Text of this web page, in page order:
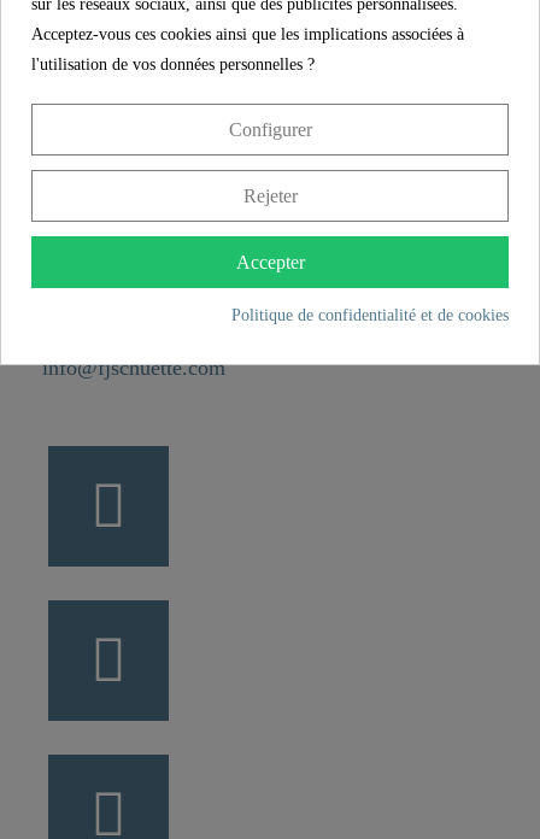
Poids 0,1 kg
Franz Joseph Schütte GmbH
49134 Wallenhorst
info@fjschuette.com
sur les réseaux sociaux, ainsi que des publicités personnalisées.
Acceptez-vous ces cookies ainsi que les implications associées à
l'utilisation de vos données personnelles ?
Configurer
Rejeter
Accepter
Politique de confidentialité et de cookies